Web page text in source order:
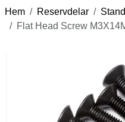
Hem Reservdelar
Flat Head Screw